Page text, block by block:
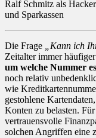
Ralf Schmitz als
und Sparkassen
Die Frage „Kann ich
Zeitalter immer
um welche Nummer
noch relativ
wie
gestohlene
Konten zu belasten. Für
vertrauensvolle
solchen Angriffen eine